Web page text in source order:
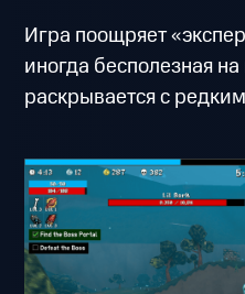
Игра поощряет
иногда бесполезная
раскрывается с